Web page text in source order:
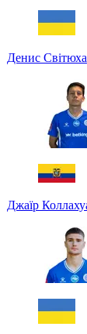
Денис Світюха
Джаїр